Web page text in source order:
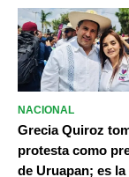
NACIONAL
Grecia Quiroz
protesta como
de Uruapan; es